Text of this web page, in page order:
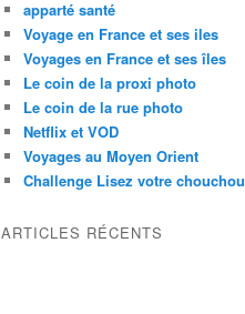
apparté santé
Voyage en France et ses iles
Voyages en France et ses îles
Le coin de la proxi photo
Le coin de la rue photo
Netflix et VOD
Voyages au Moyen Orient
Challenge Lisez votre chouchou
ARTICLES RÉCENTS